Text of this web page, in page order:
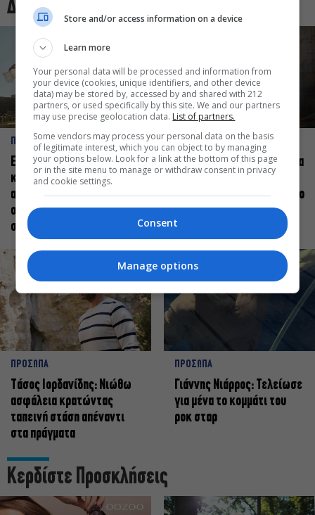
Δες και αυτό
ΠΡΟΣΩΠΑ
Ελεάνα Ανδρεούδη: Κάθε
καλλιτέχνης όταν
ανεβαίνει στη σκηνή
οφείλει να αισθάνεται
σταρ
ΠΡΟΣΩΠΑ
Βαγγέλης Μπίκος: Έμαθα να
δίνω αξία στο ποιος είμαι
πάνω στη σκηνή και όχι στο
πως χορεύω
ΠΡΟΣΩΠΑ
Tάσος Ιορδανίδης: Νιώθω
ασφάλεια κρατώντας
ταπεινή στάση απέναντι
στα πράγματα
ΠΡΟΣΩΠΑ
Γιάννης Νιάρρος: Τελείωσε
για μένα το κομμάτι του
ροκ σταρ
Κερδίστε Προσκλήσεις
Store and/or access information on a device
Learn more
Your personal data will be processed and information from
your device (cookies, unique identifiers, and other device
data) may be stored by, accessed by and shared with 212
partners, or used specifically by this site. We and our partners
may use precise geolocation data. List of partners.
Some vendors may process your personal data on the basis
of legitimate interest, which you can object to by managing
your options below. Look for a link at the bottom of this page
or in the site menu to manage or withdraw consent in privacy
and cookie settings.
Consent
Manage options